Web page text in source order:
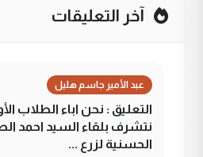
آخر التعليقات
عبد الأمير جاسم هليل
التعليق : نحن اباء الطلاب
نتشرف بلقاء السيد احمد
الحسنية لزرع ...